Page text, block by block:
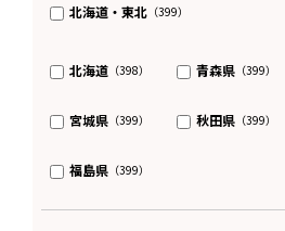
北海道・東北（399）
北海道（398） 青森県 （399）
宮城県（399） 秋田県 （399）
福島県（399）